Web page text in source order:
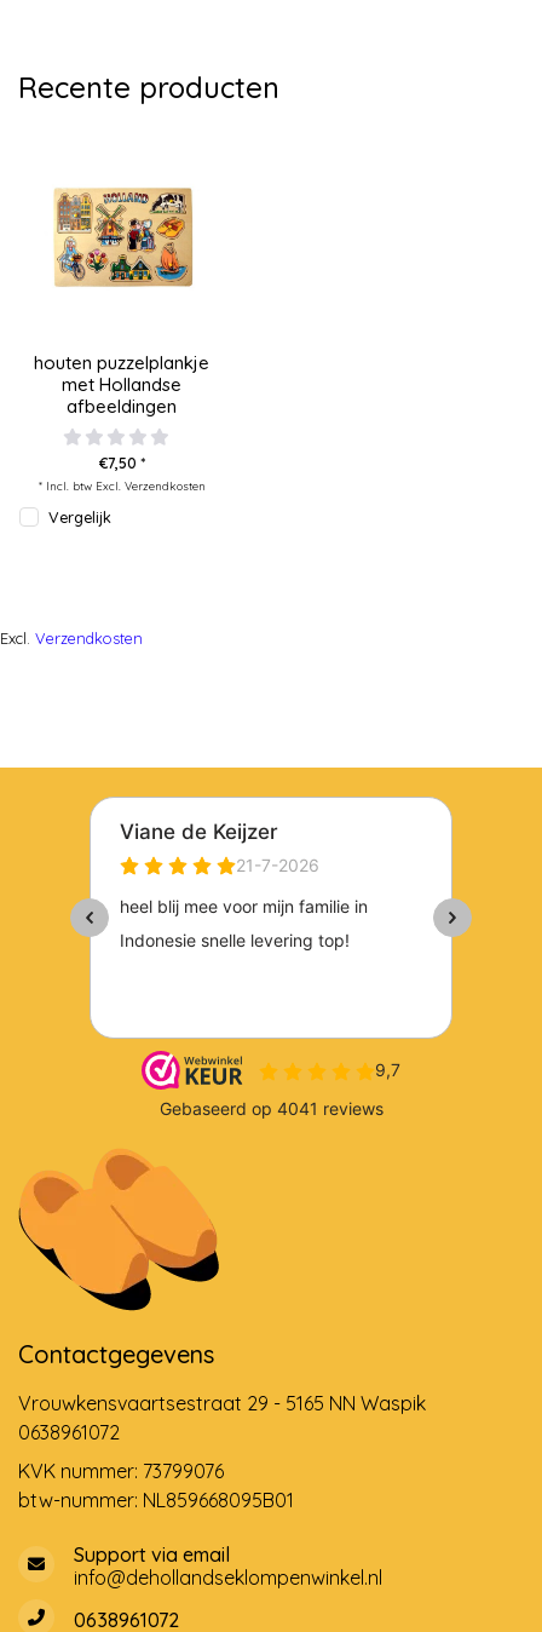
Recente producten
houten puzzelplankje
met Hollandse
afbeeldingen
€7,50 *
* Incl. btw Excl. Verzendkosten
Vergelijk
Excl. Verzendkosten
Contactgegevens
Vrouwkensvaartsestraat 29 - 5165 NN Waspik
0638961072
KVK nummer: 73799076
btw-nummer: NL859668095B01
Support via email
info@dehollandseklompenwinkel.nl
0638961072